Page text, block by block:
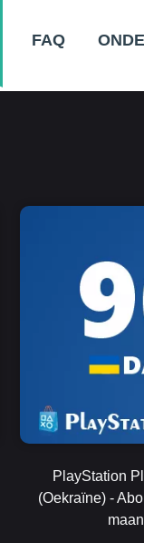
FAQ
PlayStation
(Oekraïne) -